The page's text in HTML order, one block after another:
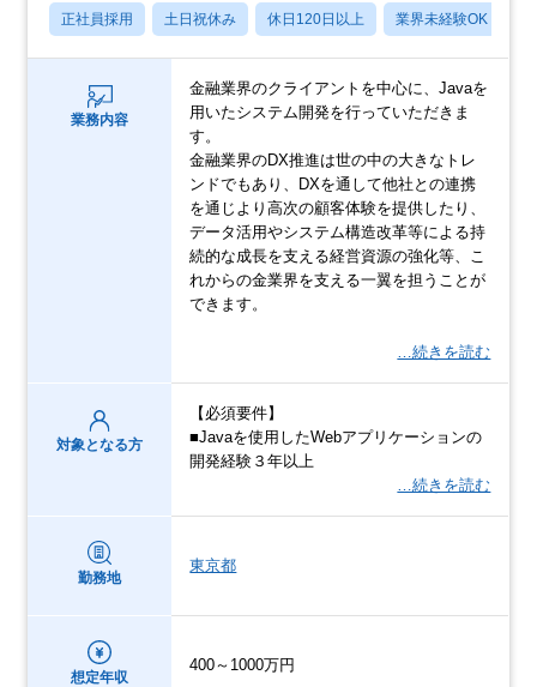
正社員採用 土日祝休み 休日120日以上 業界未経験OK
業務内容
金融業界のクライアントを中心に、Javaを
用いたシステム開発を行っていただきま
す。
金融業界のDX推進は世の中の大きなトレ
ンドでもあり、DXを通して他社との連携
を通じより高次の顧客体験を提供したり、
データ活用やシステム構造改革等による持
続的な成長を支える経営資源の強化等、こ
れからの金業界を支える一翼を担うことが
できます。
…続きを読む
対象となる方
【必須要件】
■Javaを使用したWebアプリケーションの
開発経験３年以上
…続きを読む
勤務地
東京都
想定年収
400～1000万円